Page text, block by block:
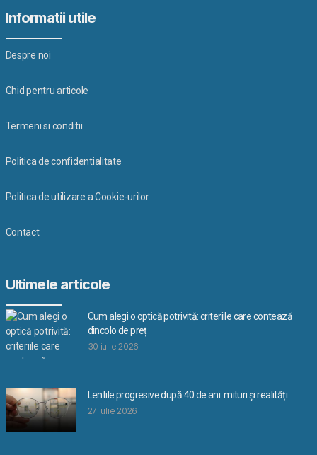
Informatii utile
Despre noi
Ghid pentru articole
Termeni si conditii
Politica de confidentialitate
Politica de utilizare a Cookie-urilor
Contact
Ultimele articole
Cum alegi o optică potrivită: criteriile care contează
dincolo de preț
30 iulie 2026
Lentile progresive după 40 de ani: mituri și realități
27 iulie 2026